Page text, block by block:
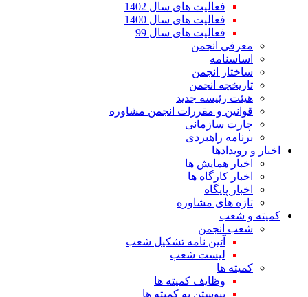
فعالیت های سال 1402
فعالیت های سال 1400
فعالیت های سال 99
معرفی انجمن
اساسنامه
ساختار انجمن
تاریخچه انجمن
هیئت رئیسه جدید
قوانین و مقررات انجمن مشاوره
چارت سازمانی
برنامه راهبردی
اخبار و رویدادها
اخبار همایش ها
اخبار کارگاه ها
اخبار پایگاه
تازه های مشاوره
کمیته و شعب
شعب انجمن
آئین نامه تشکیل شعب
لیست شعب
کمیته ها
وظایف کمیته ها
پیوستن به کمیته ها